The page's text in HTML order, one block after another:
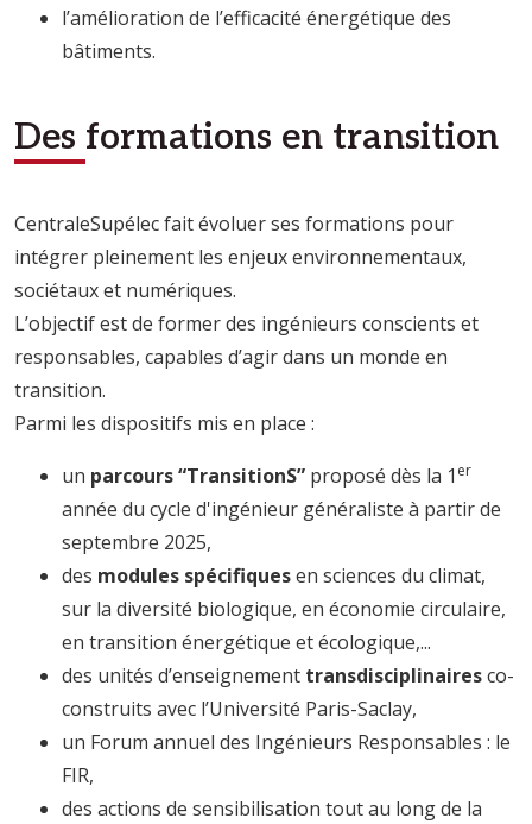
l’amélioration de l’efficacité énergétique des
bâtiments.
Des formations en transition
CentraleSupélec fait évoluer ses formations pour
intégrer pleinement les enjeux environnementaux,
sociétaux et numériques.
L’objectif est de former des ingénieurs conscients et
responsables, capables d’agir dans un monde en
transition.
Parmi les dispositifs mis en place :
un parcours “TransitionS” proposé dès la 1 er
année du cycle d'ingénieur généraliste à partir de
septembre 2025,
des modules spécifiquesen sciences du climat,
sur la diversité biologique, en économie circulaire,
en transition énergétique et écologique,...
des unités d’enseignement transdisciplinairesco-
construits avec l’Université Paris-Saclay,
un Forum annuel des Ingénieurs Responsables : le
FIR,
des actions de sensibilisation tout au long de la